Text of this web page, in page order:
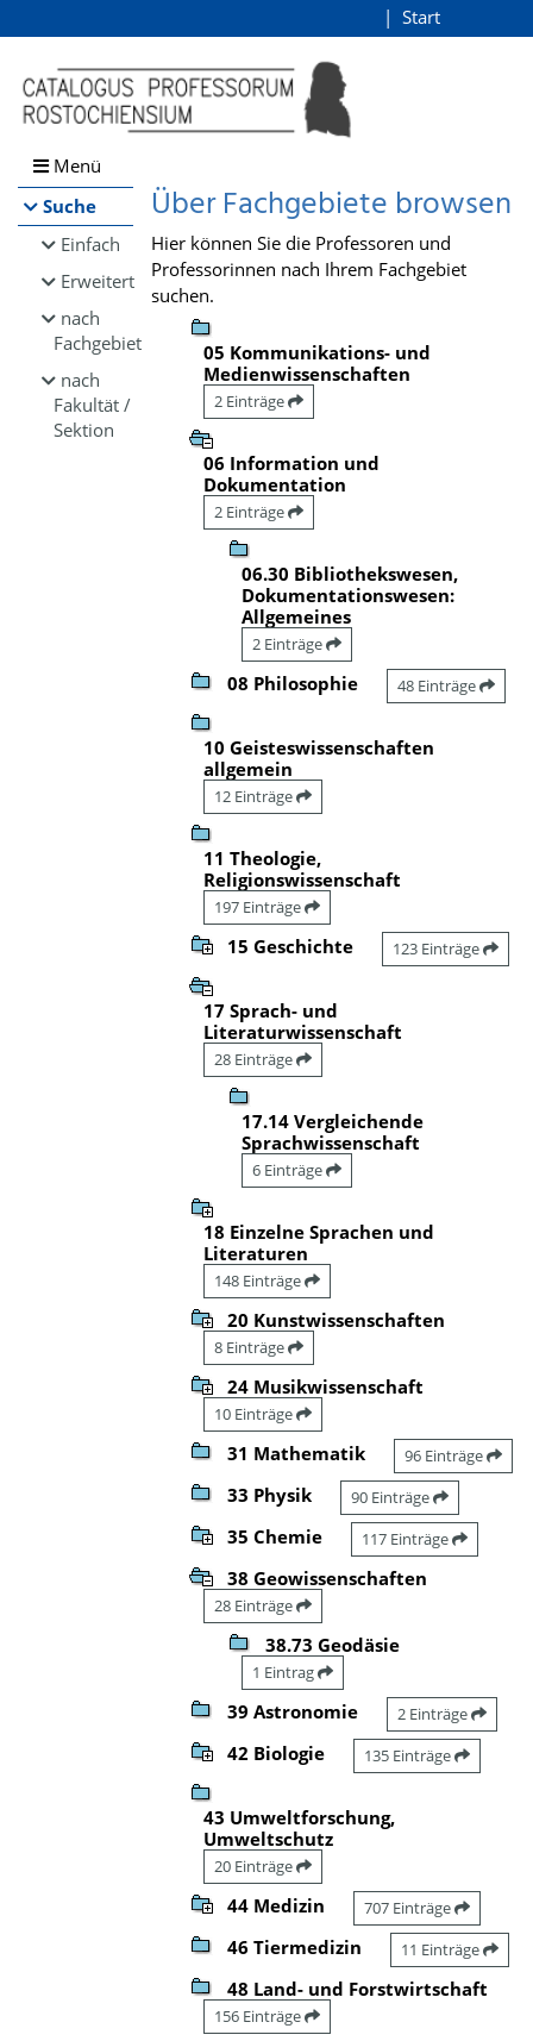
Browsen
direkt zum Inhalt
Start
Menü
Suche
Einfach
Erweitert
nach
Fachgebiet
nach
Fakultät /
Sektion
Über Fachgebiete browsen
Hier können Sie die Professoren und
Professorinnen nach Ihrem Fachgebiet
suchen.
05 Kommunikations- und
Medienwissenschaften
2 Einträge
06 Information und
Dokumentation
2 Einträge
06.30 Bibliothekswesen,
Dokumentationswesen:
Allgemeines
2 Einträge
08 Philosophie 48 Einträge
10 Geisteswissenschaften
allgemein
12 Einträge
11 Theologie,
Religionswissenschaft
197 Einträge
15 Geschichte 123 Einträge
17 Sprach- und
Literaturwissenschaft
28 Einträge
17.14 Vergleichende
Sprachwissenschaft
6 Einträge
18 Einzelne Sprachen und
Literaturen
148 Einträge
20 Kunstwissenschaften
8 Einträge
24 Musikwissenschaft
10 Einträge
31 Mathematik 96 Einträge
33 Physik 90 Einträge
35 Chemie 117 Einträge
38 Geowissenschaften
28 Einträge
38.73 Geodäsie
1 Eintrag
39 Astronomie 2 Einträge
42 Biologie 135 Einträge
43 Umweltforschung,
Umweltschutz
20 Einträge
44 Medizin 707 Einträge
46 Tiermedizin 11 Einträge
48 Land- und Forstwirtschaft
156 Einträge